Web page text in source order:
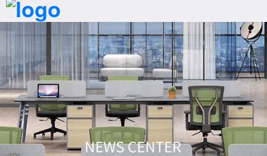
首页拨号产品